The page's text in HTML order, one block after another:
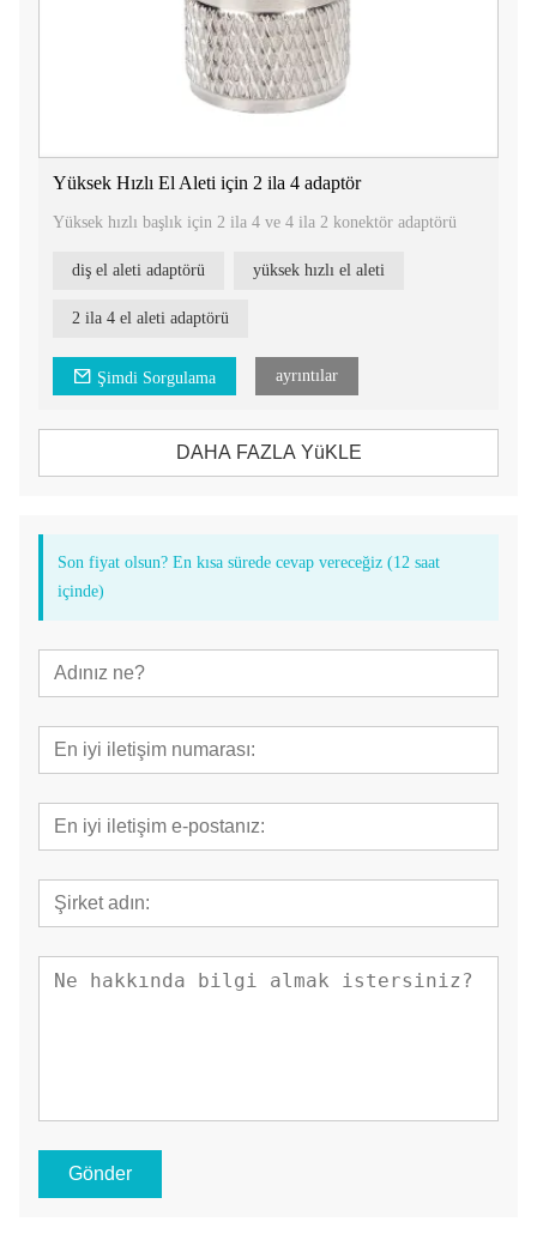
Yüksek Hızlı El Aleti için 2 ila 4 adaptör
Yüksek hızlı başlık için 2 ila 4 ve 4 ila 2 konektör adaptörü
diş el aleti adaptörü yüksek hızlı el aleti
2 ila 4 el aleti adaptörü
Şimdi Sorgulama ayrıntılar
DAHA FAZLA YüKLE
Son fiyat olsun? En kısa sürede cevap vereceğiz (12 saat
içinde)
Gönder